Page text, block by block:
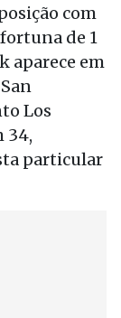
com
de 1
aparece em
Los
34,
particular